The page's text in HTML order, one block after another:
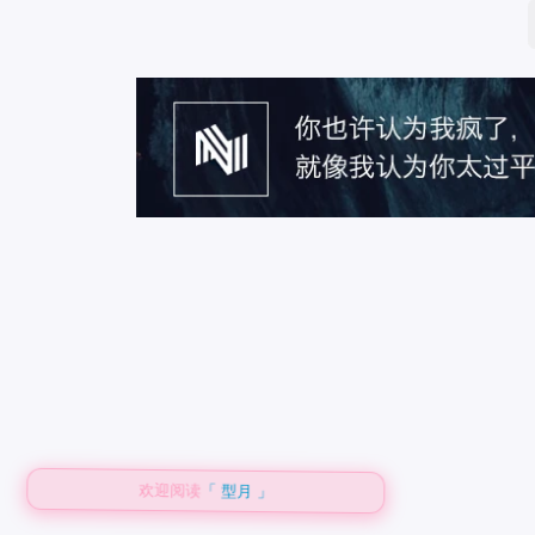
欢迎阅读 「 型月 」